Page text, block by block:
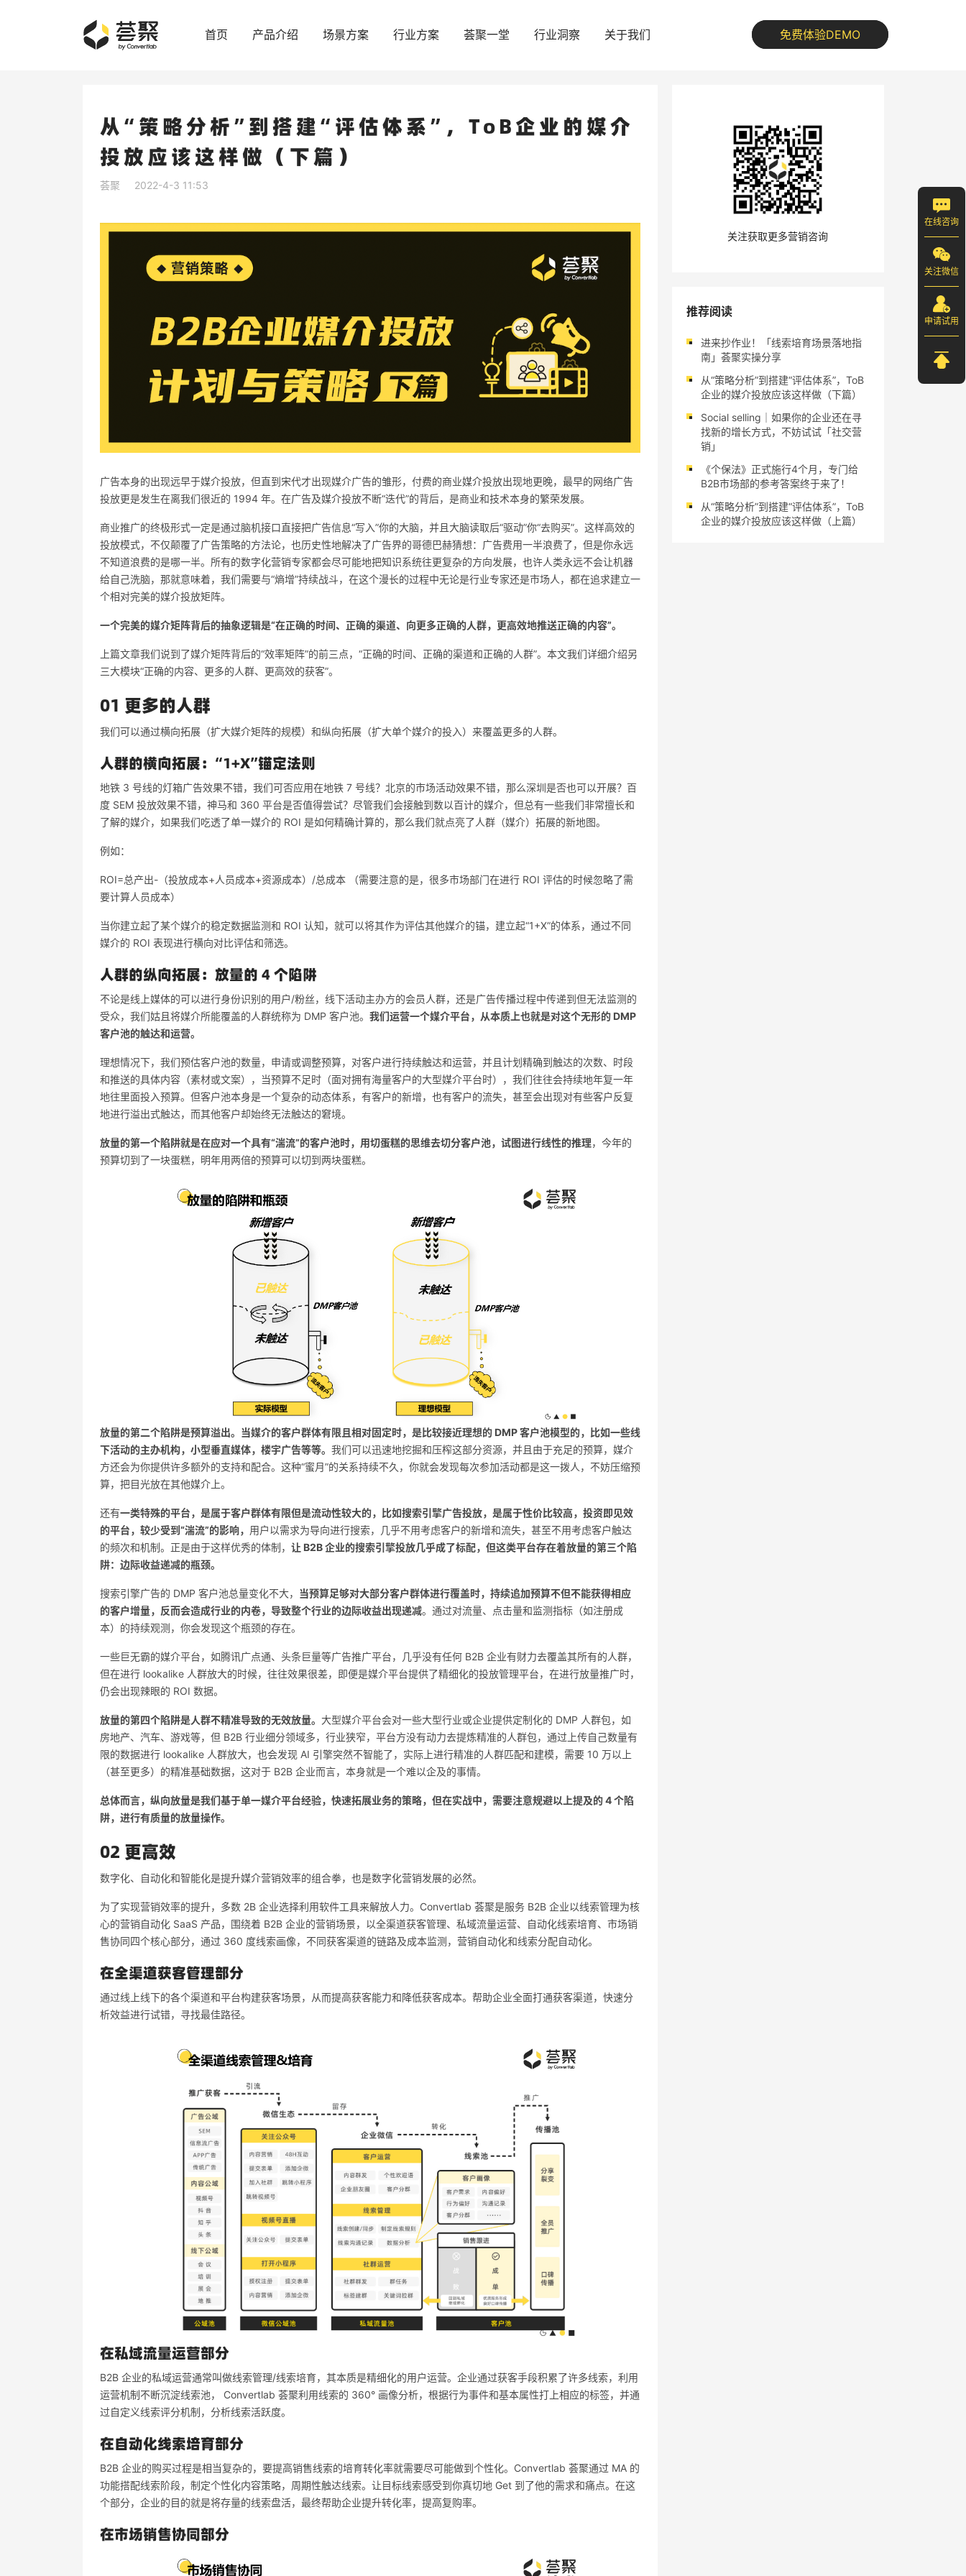
首页 产品介绍 场景方案 行业方案 荟聚一堂 行业洞察 关于我们 免费体验DEMO
从“策略分析”到搭建“评估体系”，ToB企业的媒介
投放应该这样做（下篇）
荟聚 2022-4-3 11:53
广告本身的出现远早于媒介投放，但直到宋代才出现媒介广告的雏形，付费的商业媒介投放出现地更晚，最早的网络广告
投放更是发生在离我们很近的 1994 年。在广告及媒介投放不断“迭代”的背后，是商业和技术本身的繁荣发展。
商业推广的终极形式一定是通过脑机接口直接把广告信息“写入”你的大脑，并且大脑读取后“驱动”你“去购买”。这样高效的
投放模式，不仅颠覆了广告策略的方法论，也历史性地解决了广告界的哥德巴赫猜想：广告费用一半浪费了，但是你永远
不知道浪费的是哪一半。所有的数字化营销专家都会尽可能地把知识系统往更复杂的方向发展，也许人类永远不会让机器
给自己洗脑，那就意味着，我们需要与“熵增”持续战斗，在这个漫长的过程中无论是行业专家还是市场人，都在追求建立一
个相对完美的媒介投放矩阵。
一个完美的媒介矩阵背后的抽象逻辑是“在正确的时间、正确的渠道、向更多正确的人群，更高效地推送正确的内容”。
上篇文章我们说到了媒介矩阵背后的“效率矩阵”的前三点，“正确的时间、正确的渠道和正确的人群”。本文我们详细介绍另
三大模块“正确的内容、更多的人群、更高效的获客”。
01 更多的人群
我们可以通过横向拓展（扩大媒介矩阵的规模）和纵向拓展（扩大单个媒介的投入）来覆盖更多的人群。
人群的横向拓展：“1+X”锚定法则
地铁 3 号线的灯箱广告效果不错，我们可否应用在地铁 7 号线？北京的市场活动效果不错，那么深圳是否也可以开展？百
度 SEM 投放效果不错，神马和 360 平台是否值得尝试？尽管我们会接触到数以百计的媒介，但总有一些我们非常擅长和
了解的媒介，如果我们吃透了单一媒介的 ROI 是如何精确计算的，那么我们就点亮了人群（媒介）拓展的新地图。
例如：
ROI=总产出-（投放成本+人员成本+资源成本）/总成本 （需要注意的是，很多市场部门在进行 ROI 评估的时候忽略了需
要计算人员成本）
当你建立起了某个媒介的稳定数据监测和 ROI 认知，就可以将其作为评估其他媒介的锚，建立起“1+X”的体系，通过不同
媒介的 ROI 表现进行横向对比评估和筛选。
人群的纵向拓展：放量的 4 个陷阱
不论是线上媒体的可以进行身份识别的用户/粉丝，线下活动主办方的会员人群，还是广告传播过程中传递到但无法监测的
受众，我们姑且将媒介所能覆盖的人群统称为 DMP 客户池。 我们运营一个媒介平台，从本质上也就是对这个无形的 DMP
客户池的触达和运营。
理想情况下，我们预估客户池的数量，申请或调整预算，对客户进行持续触达和运营，并且计划精确到触达的次数、时段
和推送的具体内容（素材或文案），当预算不足时（面对拥有海量客户的大型媒介平台时），我们往往会持续地年复一年
地往里面投入预算。但客户池本身是一个复杂的动态体系，有客户的新增，也有客户的流失，甚至会出现对有些客户反复
地进行溢出式触达，而其他客户却始终无法触达的窘境。
放量的第一个陷阱就是在应对一个具有“湍流”的客户池时，用切蛋糕的思维去切分客户池，试图进行线性的推理，今年的
预算切到了一块蛋糕，明年用两倍的预算可以切到两块蛋糕。
放量的第二个陷阱是预算溢出。当媒介的客户群体有限且相对固定时，是比较接近理想的 DMP 客户池模型的，比如一些线
下活动的主办机构，小型垂直媒体，楼宇广告等等。 我们可以迅速地挖掘和压榨这部分资源，并且由于充足的预算，媒介
方还会为你提供许多额外的支持和配合。这种“蜜月”的关系持续不久，你就会发现每次参加活动都是这一拨人，不妨压缩预
算，把目光放在其他媒介上。
还有一类特殊的平台，是属于客户群体有限但是流动性较大的，比如搜索引擎广告投放，是属于性价比较高，投资即见效
的平台，较少受到“湍流”的影响， 用户以需求为导向进行搜索，几乎不用考虑客户的新增和流失，甚至不用考虑客户触达
的频次和机制。正是由于这样优秀的体制， 让 B2B 企业的搜索引擎投放几乎成了标配，但这类平台存在着放量的第三个陷
阱：边际收益递减的瓶颈。
搜索引擎广告的 DMP 客户池总量变化不大， 当预算足够对大部分客户群体进行覆盖时，持续追加预算不但不能获得相应
的客户增量，反而会造成行业的内卷，导致整个行业的边际收益出现递减。通过对流量、点击量和监测指标（如注册成
本）的持续观测，你会发现这个瓶颈的存在。
一些巨无霸的媒介平台，如腾讯广点通、头条巨量等广告推广平台，几乎没有任何 B2B 企业有财力去覆盖其所有的人群，
但在进行 lookalike 人群放大的时候，往往效果很差，即便是媒介平台提供了精细化的投放管理平台，在进行放量推广时，
仍会出现辣眼的 ROI 数据。
放量的第四个陷阱是人群不精准导致的无效放量。 大型媒介平台会对一些大型行业或企业提供定制化的 DMP 人群包，如
房地产、汽车、游戏等，但 B2B 行业细分领域多，行业狭窄，平台方没有动力去提炼精准的人群包，通过上传自己数量有
限的数据进行 lookalike 人群放大，也会发现 AI 引擎突然不智能了，实际上进行精准的人群匹配和建模，需要 10 万以上
（甚至更多）的精准基础数据，这对于 B2B 企业而言，本身就是一个难以企及的事情。
总体而言，纵向放量是我们基于单一媒介平台经验，快速拓展业务的策略，但在实战中，需要注意规避以上提及的 4 个陷
阱，进行有质量的放量操作。
02 更高效
数字化、自动化和智能化是提升媒介营销效率的组合拳，也是数字化营销发展的必然。
为了实现营销效率的提升，多数 2B 企业选择利用软件工具来解放人力。Convertlab 荟聚是服务 B2B 企业以线索管理为核
心的营销自动化 SaaS 产品，围绕着 B2B 企业的营销场景，以全渠道获客管理、私域流量运营、自动化线索培育、市场销
售协同四个核心部分，通过 360 度线索画像，不同获客渠道的链路及成本监测，营销自动化和线索分配自动化。
在全渠道获客管理部分
通过线上线下的各个渠道和平台构建获客场景，从而提高获客能力和降低获客成本。帮助企业全面打通获客渠道，快速分
析效益进行试错，寻找最佳路径。
在私域流量运营部分
B2B 企业的私域运营通常叫做线索管理/线索培育，其本质是精细化的用户运营。企业通过获客手段积累了许多线索，利用
运营机制不断沉淀线索池， Convertlab 荟聚利用线索的 360° 画像分析，根据行为事件和基本属性打上相应的标签，并通
过自定义线索评分机制，分析线索活跃度。
在自动化线索培育部分
B2B 企业的购买过程是相当复杂的，要提高销售线索的培育转化率就需要尽可能做到个性化。Convertlab 荟聚通过 MA 的
功能搭配线索阶段，制定个性化内容策略，周期性触达线索。让目标线索感受到你真切地 Get 到了他的需求和痛点。在这
个部分，企业的目的就是将存量的线索盘活，最终帮助企业提升转化率，提高复购率。
在市场销售协同部分
关注获取更多营销咨询
推荐阅读
进来抄作业！「线索培育场景落地指
南」荟聚实操分享
从“策略分析”到搭建“评估体系”，ToB
企业的媒介投放应该这样做（下篇）
Social selling｜如果你的企业还在寻
找新的增长方式，不妨试试「社交营
销」
《个保法》正式施行4个月，专门给
B2B市场部的参考答案终于来了！
从“策略分析”到搭建“评估体系”，ToB
企业的媒介投放应该这样做（上篇）
在线咨询
关注微信
申请试用